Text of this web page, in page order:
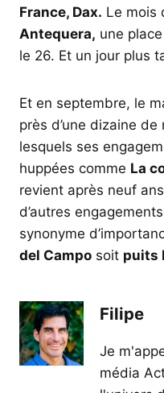
France, Dax. Le mois
Antequera, une
le 26. Et un jour plus
Et en septembre, le
près d’une dizaine
lesquels ses
huppées comme La
revient après neuf
d’autres
synonyme
del Campo soit puits
Filipe
Je
média